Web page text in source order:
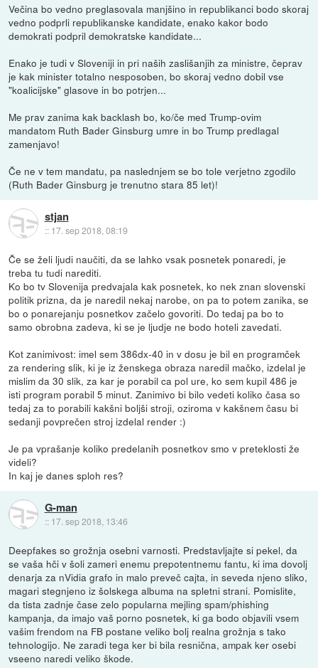
Večina bo vedno preglasovala manjšino in republikanci bodo skoraj
vedno podprli republikanske kandidate, enako kakor bodo
demokrati podpril demokratske kandidate...
Enako je tudi v Sloveniji in pri naših zaslišanjih za ministre, čeprav
je kak minister totalno nesposoben, bo skoraj vedno dobil vse
"koalicijske" glasove in bo potrjen...
Me prav zanima kak backlash bo, ko/če med Trump-ovim
mandatom Ruth Bader Ginsburg umre in bo Trump predlagal
zamenjavo!
Če ne v tem mandatu, pa naslednjem se bo tole verjetno zgodilo
(Ruth Bader Ginsburg je trenutno stara 85 let)!
stjan
:: 17. sep 2018, 08:19
Če se želi ljudi naučiti, da se lahko vsak posnetek ponaredi, je
treba tu tudi narediti.
Ko bo tv Slovenija predvajala kak posnetek, ko nek znan slovenski
politik prizna, da je naredil nekaj narobe, on pa to potem zanika, se
bo o ponarejanju posnetkov začelo govoriti. Do tedaj pa bo to
samo obrobna zadeva, ki se je ljudje ne bodo hoteli zavedati.
Kot zanimivost: imel sem 386dx-40 in v dosu je bil en programček
za rendering slik, ki je iz ženskega obraza naredil mačko, izdelal je
mislim da 30 slik, za kar je porabil ca pol ure, ko sem kupil 486 je
isti program porabil 5 minut. Zanimivo bi bilo vedeti koliko časa so
tedaj za to porabili kakšni boljši stroji, oziroma v kakšnem času bi
sedanji povprečen stroj izdelal render :)
Je pa vprašanje koliko predelanih posnetkov smo v preteklosti že
videli?
In kaj je danes sploh res?
G-man
:: 17. sep 2018, 13:46
Deepfakes so grožnja osebni varnosti. Predstavljajte si pekel, da
se vaša hči v šoli zameri enemu prepotentnemu fantu, ki ima dovolj
denarja za nVidia grafo in malo preveč cajta, in seveda njeno sliko,
magari stegnjeno iz šolskega albuma na spletni strani. Pomislite,
da tista zadnje čase zelo popularna mejling spam/phishing
kampanja, da imajo vaš porno posnetek, ki ga bodo objavili vsem
vašim frendom na FB postane veliko bolj realna grožnja s tako
tehnologijo. Ne zaradi tega ker bi bila resnična, ampak ker osebi
vseeno naredi veliko škode.